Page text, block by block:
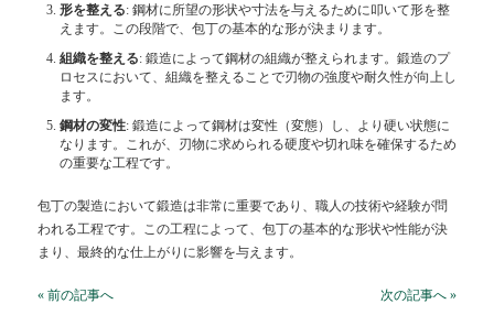
形を整える: 鋼材に所望の形状や寸法を与えるために叩いて形を整
えます。この段階で、包丁の基本的な形が決まります。
組織を整える: 鍛造によって鋼材の組織が整えられます。鍛造のプ
ロセスにおいて、組織を整えることで刃物の強度や耐久性が向上し
ます。
鋼材の変性: 鍛造によって鋼材は変性（変態）し、より硬い状態に
なります。これが、刃物に求められる硬度や切れ味を確保するため
の重要な工程です。
包丁の製造において鍛造は非常に重要であり、職人の技術や経験が問
われる工程です。この工程によって、包丁の基本的な形状や性能が決
まり、最終的な仕上がりに影響を与えます。
« 前の記事へ 次の記事へ »